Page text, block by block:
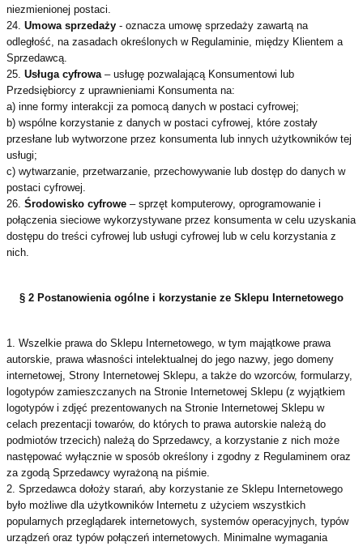
niezmienionej postaci.
24. Umowa sprzedaży - oznacza umowę sprzedaży zawartą na
odległość, na zasadach określonych w Regulaminie, między Klientem a
Sprzedawcą.
25. Usługa cyfrowa – usługę pozwalającą Konsumentowi lub
Przedsiębiorcy z uprawnieniami Konsumenta na:
a) inne formy interakcji za pomocą danych w postaci cyfrowej;
b) wspólne korzystanie z danych w postaci cyfrowej, które zostały
przesłane lub wytworzone przez konsumenta lub innych użytkowników tej
usługi;
c) wytwarzanie, przetwarzanie, przechowywanie lub dostęp do danych w
postaci cyfrowej.
26. Środowisko cyfrowe – sprzęt komputerowy, oprogramowanie i
połączenia sieciowe wykorzystywane przez konsumenta w celu uzyskania
dostępu do treści cyfrowej lub usługi cyfrowej lub w celu korzystania z
nich.
§ 2 Postanowienia ogólne i korzystanie ze Sklepu Internetowego
1. Wszelkie prawa do Sklepu Internetowego, w tym majątkowe prawa
autorskie, prawa własności intelektualnej do jego nazwy, jego domeny
internetowej, Strony Internetowej Sklepu, a także do wzorców, formularzy,
logotypów zamieszczanych na Stronie Internetowej Sklepu (z wyjątkiem
logotypów i zdjęć prezentowanych na Stronie Internetowej Sklepu w
celach prezentacji towarów, do których to prawa autorskie należą do
podmiotów trzecich) należą do Sprzedawcy, a korzystanie z nich może
następować wyłącznie w sposób określony i zgodny z Regulaminem oraz
za zgodą Sprzedawcy wyrażoną na piśmie.
2. Sprzedawca dołoży starań, aby korzystanie ze Sklepu Internetowego
było możliwe dla użytkowników Internetu z użyciem wszystkich
popularnych przeglądarek internetowych, systemów operacyjnych, typów
urządzeń oraz typów połączeń internetowych. Minimalne wymagania